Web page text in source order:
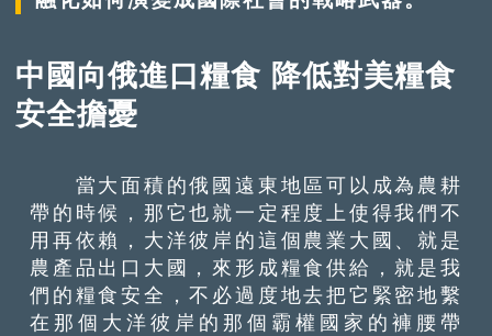
中國向俄進口糧食 降低對美糧食
安全擔憂
當大面積的俄國遠東地區可以成為農耕
帶的時候，那它也就一定程度上使得我們不
用再依賴，大洋彼岸的這個農業大國、就是
農產品出口大國，來形成糧食供給，就是我
們的糧食安全，不必過度地去把它緊密地繫
在那個大洋彼岸的那個霸權國家的褲腰帶